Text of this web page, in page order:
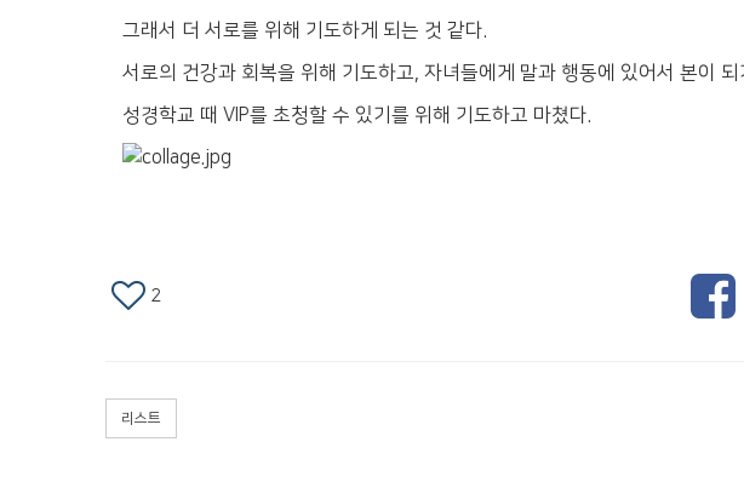
그래서 더 서로를 위해 기도하게 되는 것 같다.
서로의 건강과 회복을 위해 기도하고, 자녀들에게 말과 행동에 있어서 본이
성경학교 때 VIP를 초청할 수 있기를 위해 기도하고 마쳤다.
2
리스트